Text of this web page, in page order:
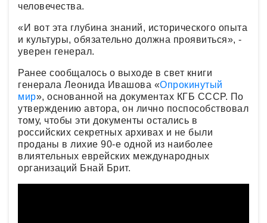
человечества.
«И вот эта глубина знаний, исторического опыта
и культуры, обязательно должна проявиться», -
уверен генерал.
Ранее сообщалось о выходе в свет книги
генерала Леонида Ивашова «Опрокинутый
мир», основанной на документах КГБ СССР. По
утверждению автора, он лично поспособствовал
тому, чтобы эти документы остались в
российских секретных архивах и не были
проданы в лихие 90-е одной из наиболее
влиятельных еврейских международных
организаций Бнай Брит.